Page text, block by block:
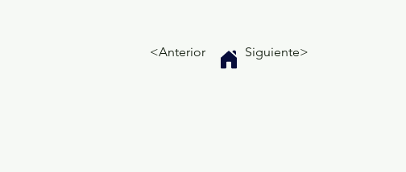
<Anterior Siguiente>